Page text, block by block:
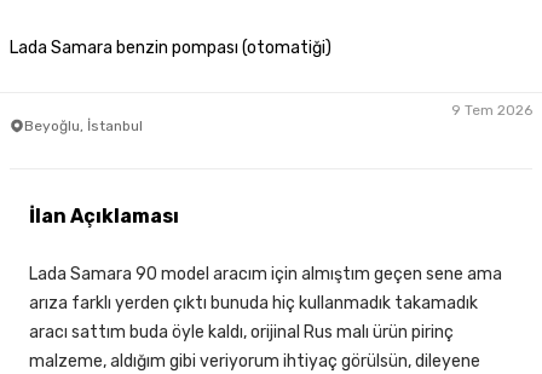
Lada Samara benzin pompası (otomatiği)
Beyoğlu, İstanbul
9 Tem 2026
İlan Açıklaması
Lada Samara 90 model aracım için almıştım geçen sene ama
arıza farklı yerden çıktı bunuda hiç kullanmadık takamadık
aracı sattım buda öyle kaldı, orijinal Rus malı ürün pirinç
malzeme, aldığım gibi veriyorum ihtiyaç görülsün, dileyene